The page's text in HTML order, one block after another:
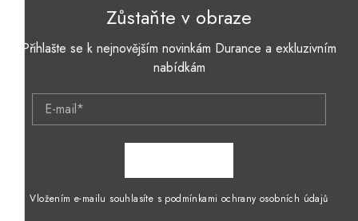
Zůstaňte v obraze
Přihlašte se k nejnovějším novinkám Durance a exkluzivním
nabídkám
E-mail*
Vložením e-mailu souhlasíte s podmínkami ochrany osobních údajů